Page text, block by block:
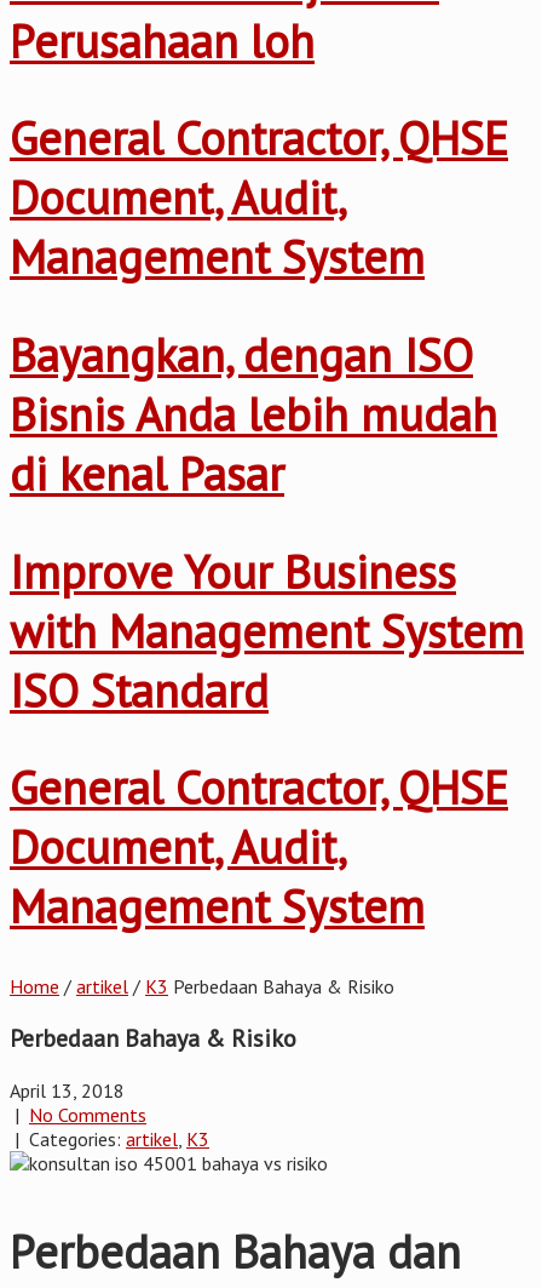
Perusahaan loh
General Contractor, QHSE
Document, Audit,
Management System
Bayangkan, dengan ISO
Bisnis Anda lebih mudah
di kenal Pasar
Improve Your Business
with Management System
ISO Standard
General Contractor, QHSE
Document, Audit,
Management System
Home / artikel / K3 Perbedaan Bahaya & Risiko
Perbedaan Bahaya & Risiko
April 13, 2018
| No Comments
| Categories: artikel K3
Perbedaan Bahaya dan